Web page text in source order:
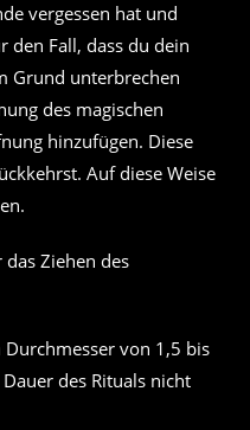
vergessen hat und
den Fall, dass du dein
Grund unterbrechen
des magischen
hinzufügen. Diese
Auf diese Weise
Ziehen des
von 1,5 bis
des Rituals nicht